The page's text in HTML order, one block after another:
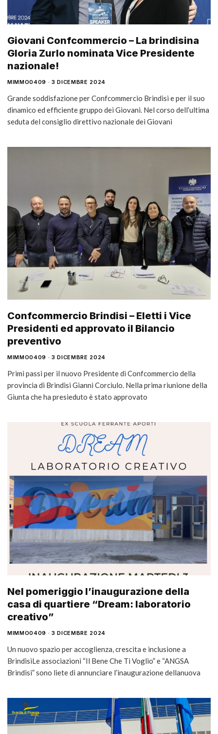
Giovani Confcommercio – La brindisina
Gloria Zurlo nominata Vice Presidente
nazionale!
MIMMO0409 3 DICEMBRE 2024
Grande soddisfazione per Confcommercio Brindisi e per il suo
dinamico ed efficiente gruppo dei Giovani. Nel corso dell’ultima
seduta del consiglio direttivo nazionale dei Giovani
Confcommercio Brindisi – Eletti i Vice
Presidenti ed approvato il Bilancio
preventivo
MIMMO0409 3 DICEMBRE 2024
Primi passi per il nuovo Presidente di Confcommercio della
provincia di Brindisi Gianni Corciulo. Nella prima riunione della
Giunta che ha presieduto è stato approvato
Nel pomeriggio l’inaugurazione della
casa di quartiere “Dream: laboratorio
creativo”
MIMMO0409 3 DICEMBRE 2024
Un nuovo spazio per accoglienza, crescita e inclusione a
BrindisiLe associazioni “Il Bene Che Ti Voglio” e “ANGSA
Brindisi” sono liete di annunciare l’inaugurazione dellanuova